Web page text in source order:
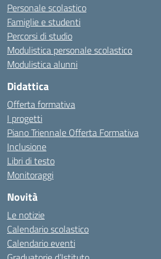
Personale scolastico
Famiglie e studenti
Percorsi di studio
Modulistica personale scolastico
Modulistica alunni
Didattica
Offerta formativa
I progetti
Piano Triennale Offerta Formativa
Inclusione
Libri di testo
Monitoraggi
Novità
Le notizie
Calendario scolastico
Calendario eventi